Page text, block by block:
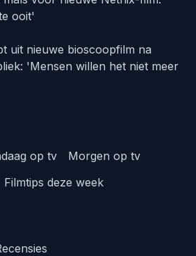
ooit'
uit nieuwe bioscoopfilm na
'Mensen willen het niet meer
op tv
Morgen op tv
Filmtips deze week